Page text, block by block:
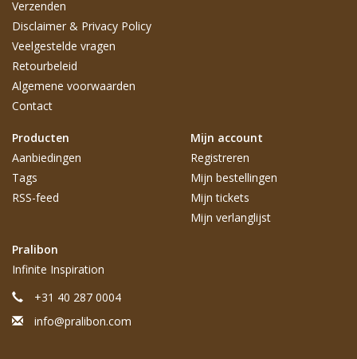
Verzenden
Disclaimer & Privacy Policy
Veelgestelde vragen
Retourbeleid
Algemene voorwaarden
Contact
Producten
Aanbiedingen
Tags
RSS-feed
Mijn account
Registreren
Mijn bestellingen
Mijn tickets
Mijn verlanglijst
Pralibon
Infinite Inspiration
+31 40 287 0004
info@pralibon.com